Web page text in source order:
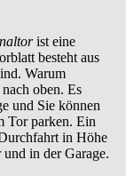
ist eine
besteht aus
Warum
oben. Es
und Sie können
Tor parken. Ein
in Höhe
in der Garage.